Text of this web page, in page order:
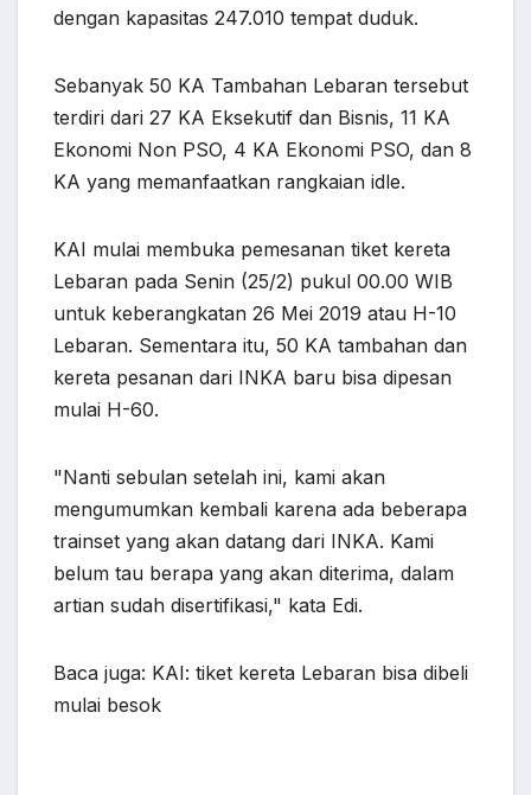
dengan kapasitas 247.010 tempat duduk.
Sebanyak 50 KA Tambahan Lebaran tersebut
terdiri dari 27 KA Eksekutif dan Bisnis, 11 KA
Ekonomi Non PSO, 4 KA Ekonomi PSO, dan 8
KA yang memanfaatkan rangkaian idle.
KAI mulai membuka pemesanan tiket kereta
Lebaran pada Senin (25/2) pukul 00.00 WIB
untuk keberangkatan 26 Mei 2019 atau H-10
Lebaran. Sementara itu, 50 KA tambahan dan
kereta pesanan dari INKA baru bisa dipesan
mulai H-60.
"Nanti sebulan setelah ini, kami akan
mengumumkan kembali karena ada beberapa
trainset yang akan datang dari INKA. Kami
belum tau berapa yang akan diterima, dalam
artian sudah disertifikasi," kata Edi.
Baca juga: KAI: tiket kereta Lebaran bisa dibeli
mulai besok